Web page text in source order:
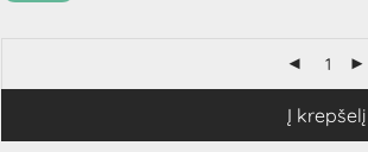
Į krepšelį